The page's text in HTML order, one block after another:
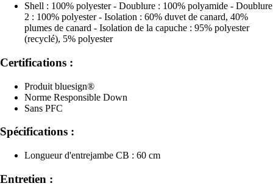
Shell : 100% polyester - Doublure : 100% polyamide - Doublure
2 : 100% polyester - Isolation : 60% duvet de canard, 40%
plumes de canard - Isolation de la capuche : 95% polyester
(recyclé), 5% polyester
Certifications :
Produit bluesign®
Norme Responsible Down
Sans PFC
Spécifications :
Longueur d'entrejambe CB : 60 cm
Entretien :